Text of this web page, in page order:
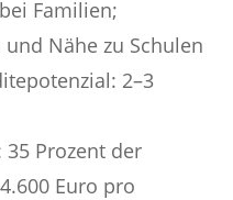
Familien;
Nähe zu Schulen
2–3
35 Prozent der
Euro pro